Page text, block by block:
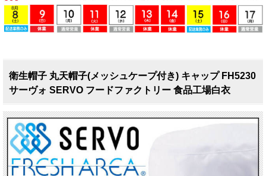
衛生帽子 丸天帽子(メッシュケープ付き) キャップ FH5230
サーヴォ SERVO フードファクトリー 食品工場白衣